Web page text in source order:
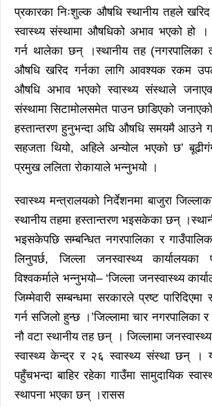
प्रकारका निःशुल्क औषधि स्थानीय तहले
स्वास्थ्य संस्थामा औषधिको अभाव भएको हो
गर्न थालेका छन् ।स्थानीय तह (नगरपालिका
औषधि खरिद गर्नका लागि आवश्यक रकम
औषधि अभाव भएको स्वास्थ्य संस्थाले
संस्थामा सिटामोलसमेत पाउन छाडिएको
हस्तान्तरण हुनुभन्दा अघि औषधि समयमै आउने
सहजता थियो, अहिले अन्योल भएको छ’
प्रमुख ललिता रोकायाले भन्नुभयो ।
स्वास्थ्य मन्त्रालयको निर्देशनमा बाजुरा
स्थानीय तहमा हस्तान्तरण भइसकेका छन्
भइसकेपछि सम्बन्धित नगरपालिका र
लिनुपर्छ, जिल्ला जनस्वास्थ्य कार्यालयका
विश्वकर्माले भन्नुभयो– ‘जिल्ला जनस्वास्थ्य
जिम्मेवारी सम्बन्धमा सरकारले प्रष्ट पारिदिएमा
गर्न सजिलो हुन्छ ।’जिल्लामा चार नगरपालिका र
नौ वटा स्थानीय तह छन् । जिल्लामा
स्वास्थ्य केन्द्र र २६ स्वास्थ्य संस्था छन् ।
पहुँचभन्दा बाहिर रहेका गाउँमा सामुदायिक
स्थापना भएका छन् ।रासस